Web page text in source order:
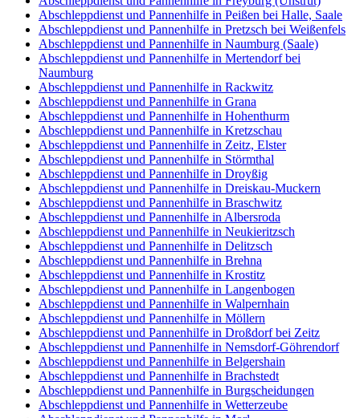
Abschleppdienst und Pannenhilfe in Peißen bei Halle, Saale
Abschleppdienst und Pannenhilfe in Pretzsch bei Weißenfels
Abschleppdienst und Pannenhilfe in Naumburg (Saale)
Abschleppdienst und Pannenhilfe in Mertendorf bei
Naumburg
Abschleppdienst und Pannenhilfe in Rackwitz
Abschleppdienst und Pannenhilfe in Grana
Abschleppdienst und Pannenhilfe in Hohenthurm
Abschleppdienst und Pannenhilfe in Kretzschau
Abschleppdienst und Pannenhilfe in Zeitz, Elster
Abschleppdienst und Pannenhilfe in Störmthal
Abschleppdienst und Pannenhilfe in Droyßig
Abschleppdienst und Pannenhilfe in Dreiskau-Muckern
Abschleppdienst und Pannenhilfe in Braschwitz
Abschleppdienst und Pannenhilfe in Albersroda
Abschleppdienst und Pannenhilfe in Neukieritzsch
Abschleppdienst und Pannenhilfe in Delitzsch
Abschleppdienst und Pannenhilfe in Brehna
Abschleppdienst und Pannenhilfe in Krostitz
Abschleppdienst und Pannenhilfe in Langenbogen
Abschleppdienst und Pannenhilfe in Walpernhain
Abschleppdienst und Pannenhilfe in Möllern
Abschleppdienst und Pannenhilfe in Droßdorf bei Zeitz
Abschleppdienst und Pannenhilfe in Nemsdorf-Göhrendorf
Abschleppdienst und Pannenhilfe in Belgershain
Abschleppdienst und Pannenhilfe in Brachstedt
Abschleppdienst und Pannenhilfe in Burgscheidungen
Abschleppdienst und Pannenhilfe in Wetterzeube